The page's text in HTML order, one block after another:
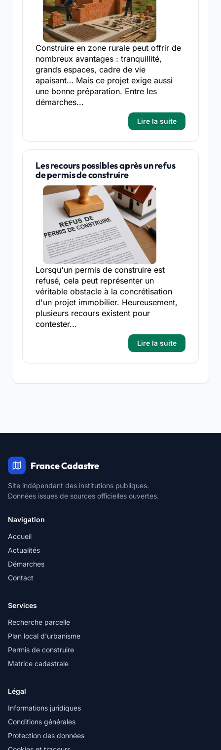
Construire en zone rurale peut offrir de
nombreux avantages : tranquillité,
grands espaces, cadre de vie
apaisant… Mais ce projet exige aussi
une bonne préparation. Entre les
démarches...
Lire la suite
Les recours possibles après un refus
de permis de construire
Lorsqu'un permis de construire est
refusé, cela peut représenter un
véritable obstacle à la concrétisation
d'un projet immobilier. Heureusement,
plusieurs recours existent pour
contester...
Lire la suite
France Cadastre
Site indépendant des institutions publiques.
Données issues de sources officielles ouvertes.
Navigation
Accueil
Actualités
Démarches
Contact
Services
Recherche parcelle
Plan local d'urbanisme
Permis de construire
Matrice cadastrale
Légal
Informations juridiques
Conditions générales
Protection des données